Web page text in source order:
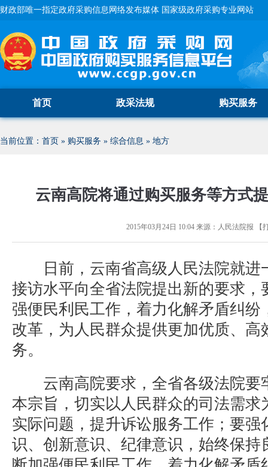
财政部唯一指定政府采购信息网络发布媒体 国家级政府采购专业网站
首页 政采法规 购买服务
当前位置： 首页 » 购买服务 » 综合信息 » 地方
云南高院将通过购买服务等方式
2015年03月24日 10:04来源： 人民法院报 【
日前，云南省高级人民法院就进
接访水平向全省法院提出新的要求，
强便民利民工作，着力化解矛盾纠纷
改革，为人民群众提供更加优质、高
务。
云南高院要求，全省各级法院要
本宗旨，切实以人民群众的司法需求
实际问题，提升诉讼服务工作；要强
识、创新意识、纪律意识，始终保持